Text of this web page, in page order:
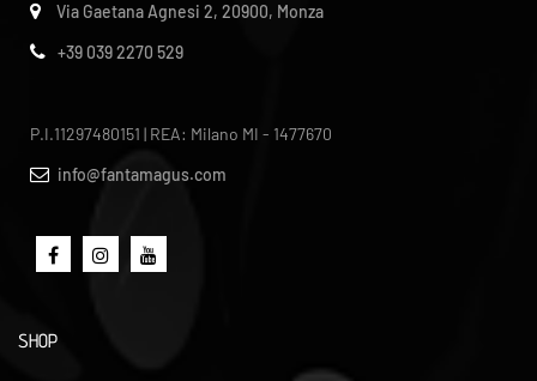
Via Gaetana Agnesi 2, 20900, Monza
+39 039 2270 529
P.I.11297480151 | REA: Milano MI - 1477670
info@fantamagus.com
SHOP